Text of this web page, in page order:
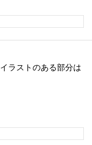
ラストのある部分は